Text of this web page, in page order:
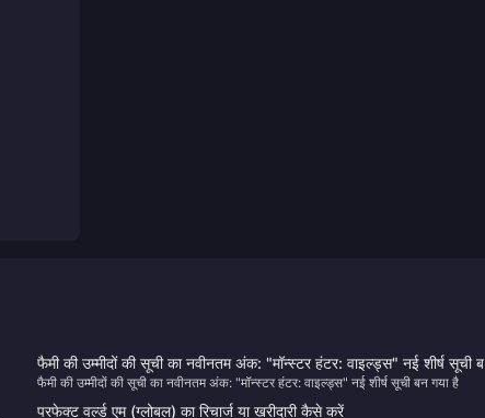
फैमी की उम्मीदों की सूची का नवीनतम अंक: "मॉन्स्टर हंटर: वाइल्ड्स" नई शीर्ष सूची
गया है
फैमी की उम्मीदों की सूची का नवीनतम अंक: "मॉन्स्टर हंटर: वाइल्ड्स" नई शीर्ष सूची बन गया है
परफेक्ट वर्ल्ड एम (ग्लोबल) का रिचार्ज या खरीदारी कैसे करें